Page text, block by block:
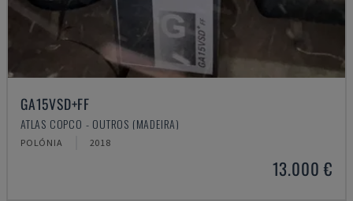
GA15VSD+FF
ATLAS COPCO - OUTROS (MADEIRA)
POLÓNIA 2018
13.000 €